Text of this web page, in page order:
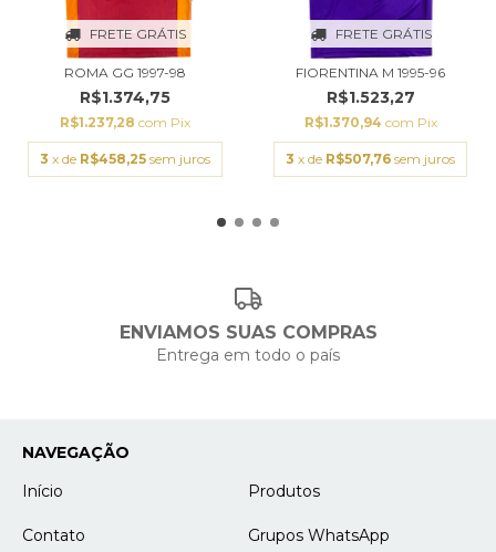
FRETE GRÁTIS
ROMA GG 1997-98
R$1.374,75
R$1.237,28com Pix
3 x de R$458,25 sem juros
FRETE GRÁTIS
FIORENTINA M 1995-96
R$1.523,27
R$1.370,94 com Pix
3 x de R$507,76 sem juros
ENVIAMOS SUAS COMPRAS
Entrega em todo o país
NAVEGAÇÃO
Início
Produtos
Contato Grupos WhatsApp